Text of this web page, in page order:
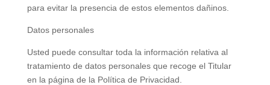
para evitar la presencia de estos elementos dañinos.
Datos personales
Usted puede consultar toda la información relativa al
tratamiento de datos personales que recoge el Titular
en la página de la Política de Privacidad.